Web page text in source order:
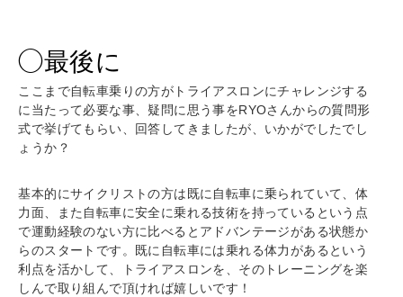
◯最後に
ここまで自転車乗りの方がトライアスロンにチャレンジする
に当たって必要な事、疑問に思う事をRYOさんからの質問形
式で挙げてもらい、回答してきましたが、いかがでしたでし
ょうか？
基本的にサイクリストの方は既に自転車に乗られていて、体
力面、また自転車に安全に乗れる技術を持っているという点
で運動経験のない方に比べるとアドバンテージがある状態か
らのスタートです。既に自転車には乗れる体力があるという
利点を活かして、トライアスロンを、そのトレーニングを楽
しんで取り組んで頂ければ嬉しいです！